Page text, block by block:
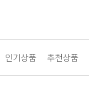
인기상품 추천상품